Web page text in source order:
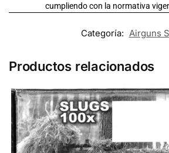
cumpliendo con la normativa
Categoría: Airguns
Productos relacionados